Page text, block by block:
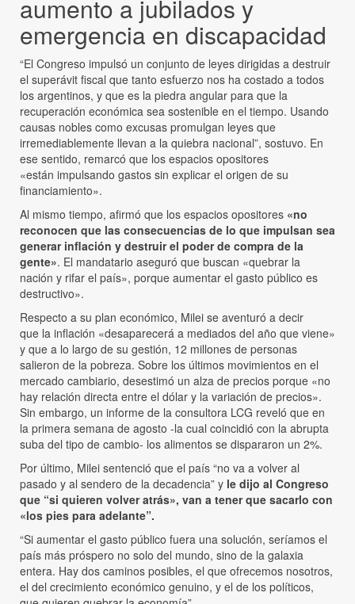
aumento a jubilados y
emergencia en discapacidad
“El Congreso impulsó un conjunto de leyes dirigidas a destruir
el superávit fiscal que tanto esfuerzo nos ha costado a todos
los argentinos, y que es la piedra angular para que la
recuperación económica sea sostenible en el tiempo. Usando
causas nobles como excusas promulgan leyes que
irremediablemente llevan a la quiebra nacional”, sostuvo. En
ese sentido, remarcó que los espacios opositores
«están impulsando gastos sin explicar el origen de su
financiamiento».
Al mismo tiempo, afirmó que los espacios opositores «no
reconocen que las consecuencias de lo que impulsan sea
generar inflación y destruir el poder de compra de la
gente». El mandatario aseguró que buscan «quebrar la
nación y rifar el país», porque aumentar el gasto público es
destructivo».
Respecto a su plan económico, Milei se aventuró a decir
que la inflación «desaparecerá a mediados del año que viene»
y que a lo largo de su gestión, 12 millones de personas
salieron de la pobreza. Sobre los últimos movimientos en el
mercado cambiario, desestimó un alza de precios porque «no
hay relación directa entre el dólar y la variación de precios».
Sin embargo, un informe de la consultora LCG reveló que en
la primera semana de agosto -la cual coincidió con la abrupta
suba del tipo de cambio- los alimentos se dispararon un 2%.
Por último, Milei sentenció que el país “no va a volver al
pasado y al sendero de la decadencia” y le dijo al Congreso
que “si quieren volver atrás», van a tener que sacarlo con
«los pies para adelante”.
“Si aumentar el gasto público fuera una solución, seríamos el
país más próspero no solo del mundo, sino de la galaxia
entera. Hay dos caminos posibles, el que ofrecemos nosotros,
el del crecimiento económico genuino, y el de los políticos,